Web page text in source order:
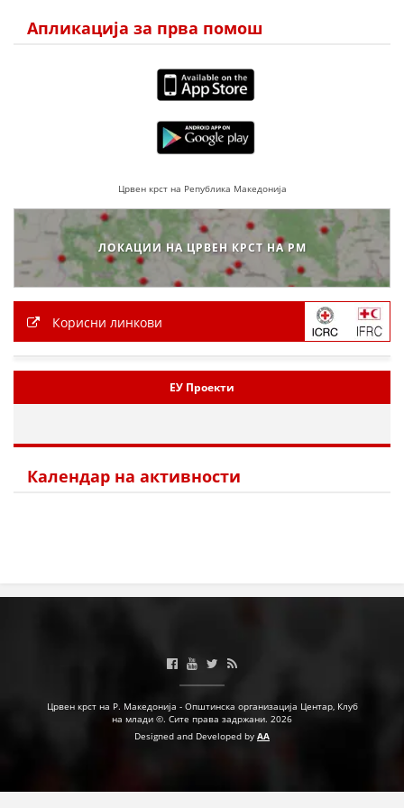
СТРАТЕГИИ
ЕДУКАТИВНО ИНФОРМАТИВНИ МАТЕРИЈАЛИ
БРОШУРИ
ПОСТЕРИ
ПРЕЗЕНТАЦИИ
Апликација за прва помош
Црвен крст на Република Македонија
ЛОКАЦИИ НА ЦРВЕН КРСТ НА РМ
Корисни линкови
ЕУ Проекти
Календар на активности
Црвен крст на Р. Македонија - Општинска организација Центар, Клуб
на млади ©. Сите права задржани. 2026
Designed and Developed by AA